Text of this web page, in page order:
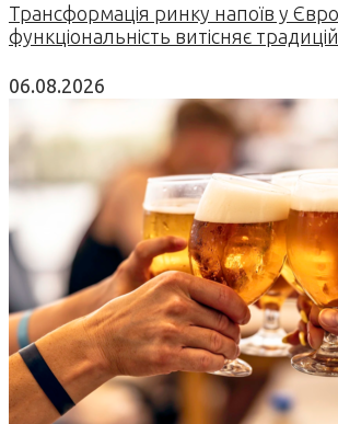
Трансформація ринку напоїв у
функціональність витісняє
06.08.2026